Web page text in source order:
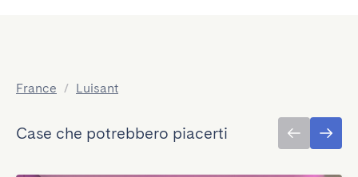
France / Luisant
Case che potrebbero piacerti